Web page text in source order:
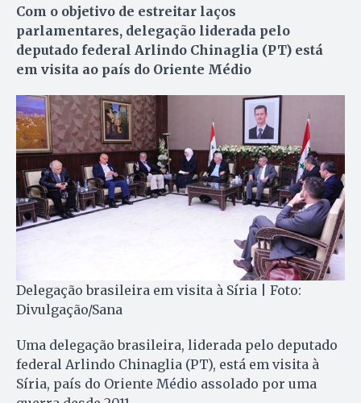
Com o objetivo de estreitar laços
parlamentares, delegação liderada pelo
deputado federal Arlindo Chinaglia (PT) está
em visita ao país do Oriente Médio
Delegação brasileira em visita à Síria | Foto:
Divulgação/Sana
Uma delegação brasileira, liderada pelo deputado
federal Arlindo Chinaglia (PT), está em visita à
Síria, país do Oriente Médio assolado por uma